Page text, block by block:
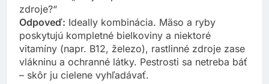
zdroje?“
Odpoveď: Ideally kombinácia. Mäso a ryby
poskytujú kompletné bielkoviny a niektoré
vitamíny (napr. B12, železo), rastlinné zdroje zase
vlákninu a ochranné látky. Pestrosti sa netreba báť
– skôr ju cielene vyhľadávať.